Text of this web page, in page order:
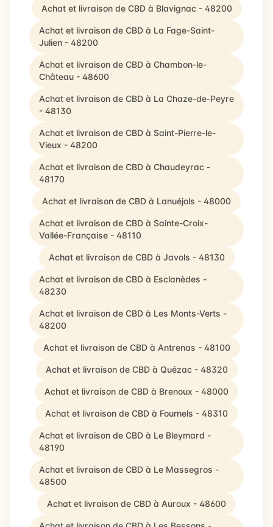
Achat et livraison de CBD à Blavignac - 48200
Achat et livraison de CBD à La Fage-Saint-
Julien - 48200
Achat et livraison de CBD à Chambon-le-
Château - 48600
Achat et livraison de CBD à La Chaze-de-Peyre
- 48130
Achat et livraison de CBD à Saint-Pierre-le-
Vieux - 48200
Achat et livraison de CBD à Chaudeyrac -
48170
Achat et livraison de CBD à Lanuéjols - 48000
Achat et livraison de CBD à Sainte-Croix-
Vallée-Française - 48110
Achat et livraison de CBD à Javols - 48130
Achat et livraison de CBD à Esclanèdes -
48230
Achat et livraison de CBD à Les Monts-Verts -
48200
Achat et livraison de CBD à Antrenas - 48100
Achat et livraison de CBD à Quézac - 48320
Achat et livraison de CBD à Brenoux - 48000
Achat et livraison de CBD à Fournels - 48310
Achat et livraison de CBD à Le Bleymard -
48190
Achat et livraison de CBD à Le Massegros -
48500
Achat et livraison de CBD à Auroux - 48600